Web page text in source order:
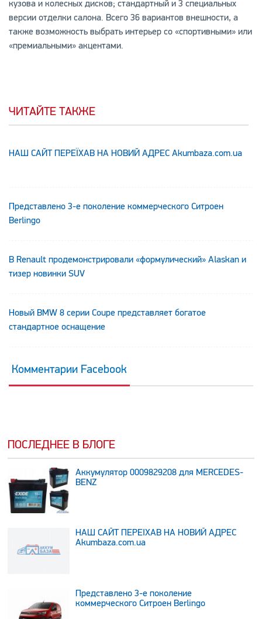
кузова и колесных дисков; стандартный и 3 специальных
версии отделки салона. Всего 36 вариантов внешности, а
также возможность выбрать интерьер со «спортивными» или
«премиальными» акцентами.
ЧИТАЙТЕ ТАКЖЕ
НАШ САЙТ ПЕРЕЇХАВ НА НОВИЙ АДРЕС Аkumbaza.com.ua
Представлено 3-е поколение коммерческого Ситроен
Berlingo
В Renault продемонстрировали «формулический» Alaskan и
тизер новинки SUV
Новый BMW 8 серии Coupe представляет богатое
стандартное оснащение
Комментарии Facebook
ПОСЛЕДНЕЕ В БЛОГЕ
Аккумулятор 0009829208 для MERCEDES-
BENZ
НАШ САЙТ ПЕРЕЇХАВ НА НОВИЙ АДРЕС
Аkumbaza.com.ua
Представлено 3-е поколение
коммерческого Ситроен Berlingo